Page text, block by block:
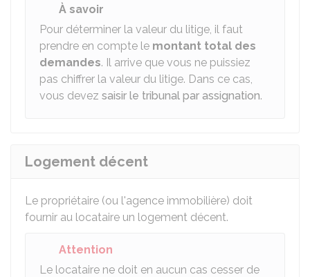
À savoir
Pour déterminer la valeur du litige, il faut
prendre en compte le montant total des
demandes. Il arrive que vous ne puissiez
pas chiffrer la valeur du litige. Dans ce cas,
vous devez saisir le tribunal par assignation.
Logement décent
Le propriétaire (ou l'agence immobilière) doit
fournir au locataire un logement décent.
Attention
Le locataire ne doit en aucun cas cesser de